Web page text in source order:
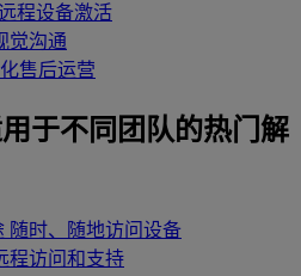
程设备激活
觉沟通
售后运营
于不同团队的热门解
随时、随地访问设备
程访问和支持